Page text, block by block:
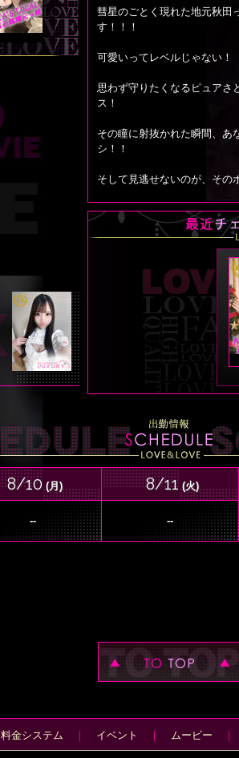
彗星のごとく現れた地元秋田
す！！！
可愛いってレベルじゃない！
思わず守りたくなるピュアさ
ス！
その瞳に射抜かれた瞬間、あ
シ！！
そして見逃せないのが、その
小柄ながらしなやかに引き締
まるでティーンエージャーの
スタートダッシュからクライ
ッッ！！！
さらに、みおかちゃんのサー
そして彼女の騎〇位、これが
プローチで、あなたの理性は
体感した人だけが知る新世界
地元っ子の愛嬌・激カワ・最
みおかワールド、開幕でーー
ビジュアルや性格 雰囲気な
女の子のモチベーションにつ
こちらの書式をご活用ください
8/10(月)
--
8/11(火)
--
料金システム ｜ イベント ｜ ムービー ｜